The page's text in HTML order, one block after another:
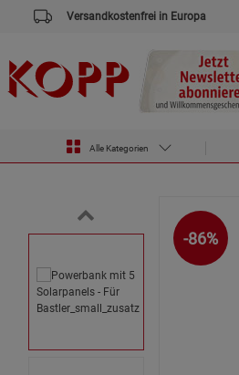
Versandkostenfrei in Europa
Alle Kategorien
Zur Startseite des Kopp Verlag Online-Shop
Versandrückläufer
-86%